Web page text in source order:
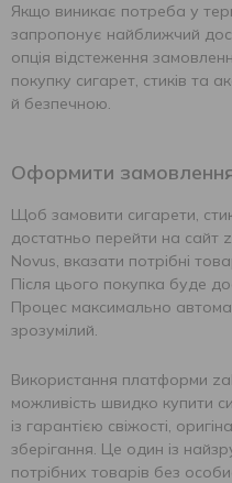
Якщо виникає потреба у
запропонує найближчий
опція відстеження
покупку сигарет, стиків та
й безпечною.
Оформити
Щоб замовити сигарети,
достатньо перейти на сайт
Novus, вказати потрібні
Після цього покупка буде
Процес максимально
зрозумілий.
Використання платформи
можливість швидко купити
із гарантією свіжості,
зберігання. Це один із
потрібних товарів без